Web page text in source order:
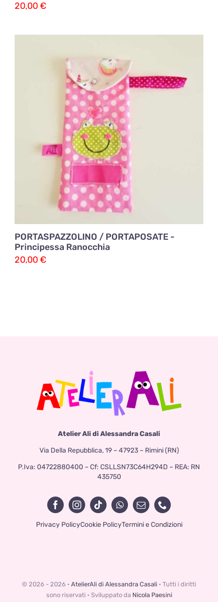
20,00€
PORTASPAZZOLINO / PORTAPOSATE -
Principessa Ranocchia
20,00€
Atelier Ali di Alessandra Casali
Via Della Repubblica, 19 – 47923 – Rimini (RN)
P.Iva: 04722880400 – Cf: CSLLSN73C64H294D – REA: RN
435750
Privacy PolicyCookie PolicyTermini e Condizioni
© 2026 - 2026 • AtelierAli di Alessandra Casali • Tutti i diritti
sono riservati • Sviluppato da Nicola Paesini